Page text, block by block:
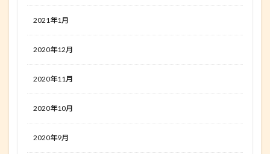
2021年1月
2020年12月
2020年11月
2020年10月
2020年9月